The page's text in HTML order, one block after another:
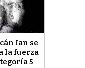
Ian se
la fuerza
5